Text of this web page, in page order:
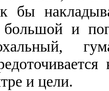
бы
большой и
и цели.